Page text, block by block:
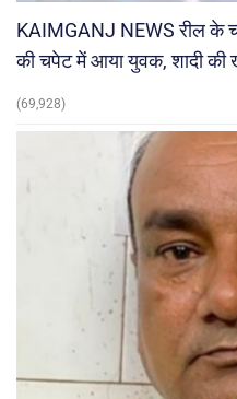
KAIMGANJ NEWS रील के
की चपेट में आया युवक, शादी की
(69,928)